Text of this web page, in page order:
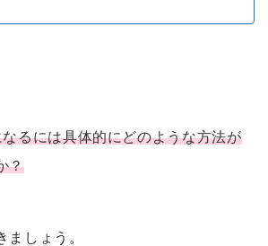
るには具体的にどのような方法が
？
ましょう。